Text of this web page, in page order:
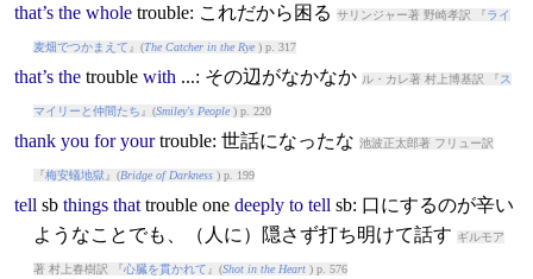
that’s the whole trouble: これだから困る サリンジャー著 野崎孝訳 『ライ
麦畑でつかまえて 』(The Catcher in the Rye) p. 317
that’s the trouble with ...: その辺がなかなか ル・カレ著 村上博基訳 『ス
マイリーと仲間たち 』(Smiley's People) p. 220
thank you for your trouble: 世話になったな 池波正太郎著 フリュー訳
『梅安蟻地獄 』(Bridge of Darkness) p. 199
tell sb things that troubleone deeply to tell sb: 口にするのが辛い
ようなことでも、（人に）隠さず打ち明けて話す ギルモア
著 村上春樹訳 『心臓を貫かれて 』(Shot in the Heart) p. 576